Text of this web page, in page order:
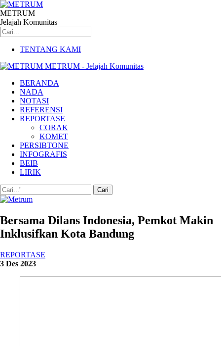
METRUM
Jelajah Komunitas
TENTANG KAMI
METRUM - Jelajah Komunitas
BERANDA
NADA
NOTASI
REFERENSI
REPORTASE
CORAK
KOMET
PERSIBTONE
INFOGRAFIS
BEIB
LIRIK
Bersama Dilans Indonesia, Pemkot Makin
Inklusifkan Kota Bandung
REPORTASE
3 Des 2023